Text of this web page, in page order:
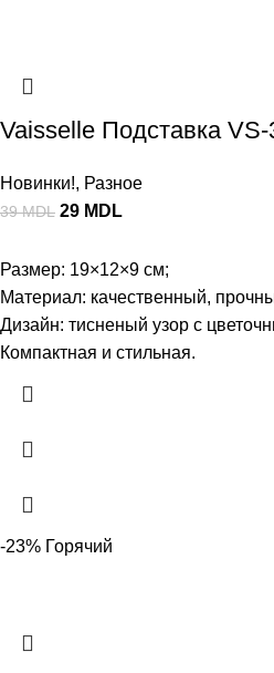
Vaisselle Подставка
Новинки!, Разное
39MDL 29 MDL
Размер: 19×12×9 см;
Материал: качественный,
Дизайн: тисненый узор с
Компактная и стильная.
-23% Горячий